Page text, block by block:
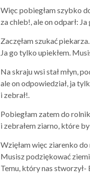
Więc pobiegłam szybko
za chleb!, ale on odparł:
Zaczęłam szukać
Ja go tylko upiekłem.
Na skraju wsi stał młyn,
ale on odpowiedział, ja
i zebrał!.
Pobiegłam zatem do
i zebrałem ziarno, które
Wzięłam więc ziarenko
Musisz podziękować
Temu, który nas stworzył-